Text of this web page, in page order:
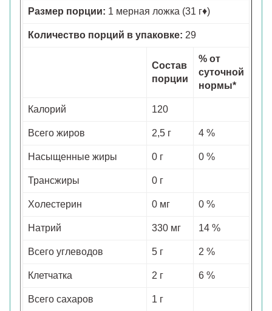
Размер порции: 1 мерная ложка (31 г♦)
Количество порций в упаковке: 29
Состав
порции
% от
суточной
нормы*
Калорий 120
Всего жиров 2,5 г 4 %
Насыщенные жиры 0 г 0 %
Трансжиры 0 г
Холестерин 0 мг 0 %
Натрий 330 мг 14 %
Всего углеводов 5 г 2 %
Клетчатка 2 г 6 %
Всего сахаров 1 г